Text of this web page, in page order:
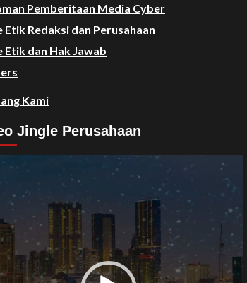
Pemberitaan Media Cyber
Etik Redaksi dan Perusahaan
Etik dan Hak Jawab
Kami
Jingle Perusahaan